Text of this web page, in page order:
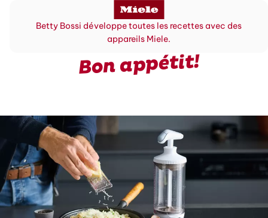
Betty Bossi développe toutes les recettes avec des
appareils Miele.
Bon appétit!